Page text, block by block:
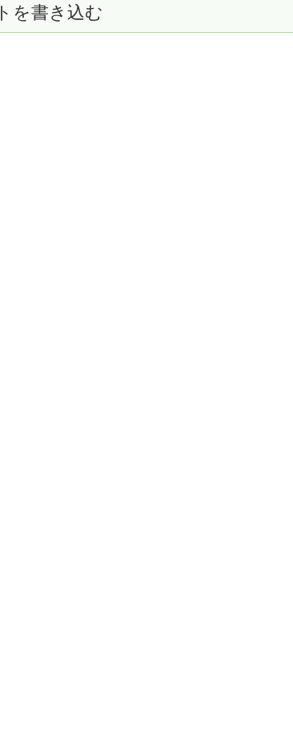
を書き込む